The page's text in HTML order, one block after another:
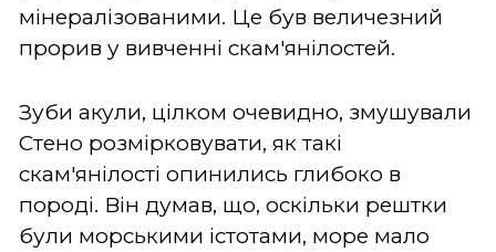
мінералізованими. Це був величезний
прорив у вивченні скам'янілостей.
Зуби акули, цілком очевидно, змушували
Стено розмірковувати, як такі
скам'янілості опинились глибоко в
породі. Він думав, що, оскільки рештки
були морськими істотами, море мало